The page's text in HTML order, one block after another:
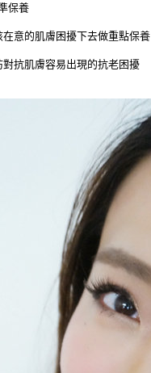
保養
意的肌膚困擾下去做重點保養
抗肌膚容易出現的抗老困擾